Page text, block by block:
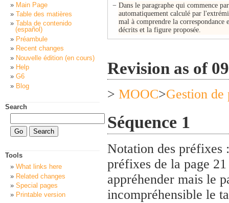
− Dans le paragraphe qui commence
automatiquement calculé par
mal à comprendre la correspondance
décrits et la figure proposée.
Revision as of
> MOOC>Gestion de
Séquence 1
Notation des préfixes
préfixes de la page
appréhender mais le
incompréhensible le
Main Page
Table des matières
Tabla de contenido
(español)
Préambule
Recent changes
Nouvelle édition (en cours)
Help
G6
Blog
Search
Tools
What links here
Related changes
Special pages
Printable version